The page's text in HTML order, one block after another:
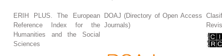
ERIH PLUS. The European
Reference Index for the
Humanities and the Social
Sciences
DOAJ (Directory of Open Access
Journals)